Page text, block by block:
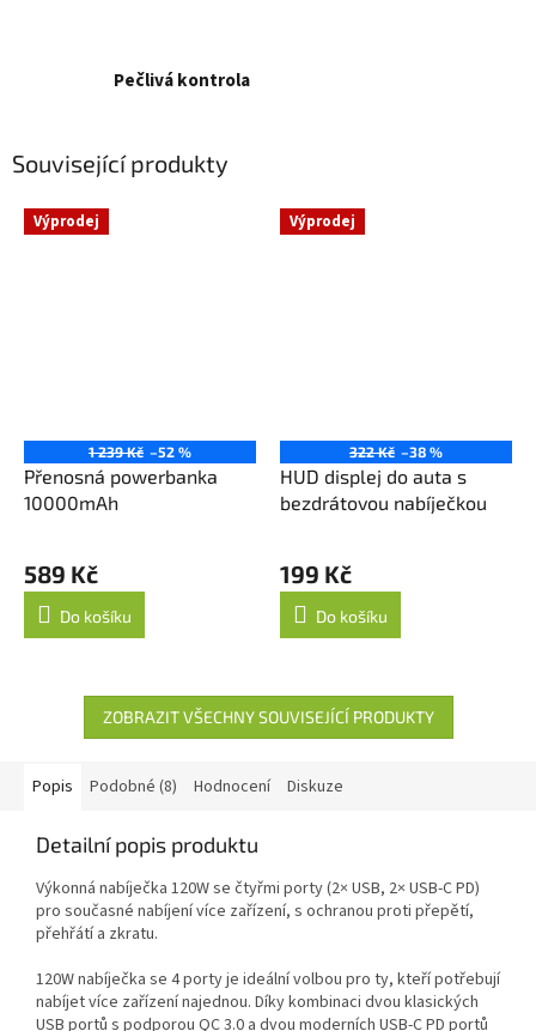
Pečlivá kontrola
Související produkty
Výprodej
1 239 Kč –52 %
Přenosná powerbanka
10000mAh
589 Kč
Do košíku
Výprodej
322 Kč –38 %
HUD displej do auta s
bezdrátovou nabíječkou
199 Kč
Do košíku
ZOBRAZIT VŠECHNY SOUVISEJÍCÍ PRODUKTY
Popis Podobné (8) Hodnocení Diskuze
Detailní popis produktu
Výkonná nabíječka 120W se čtyřmi porty (2× USB, 2× USB-C PD)
pro současné nabíjení více zařízení, s ochranou proti přepětí,
přehřátí a zkratu.
120W nabíječka se 4 porty je ideální volbou pro ty, kteří potřebují
nabíjet více zařízení najednou. Díky kombinaci dvou klasických
USB portů s podporou QC 3.0 a dvou moderních USB-C PD portů